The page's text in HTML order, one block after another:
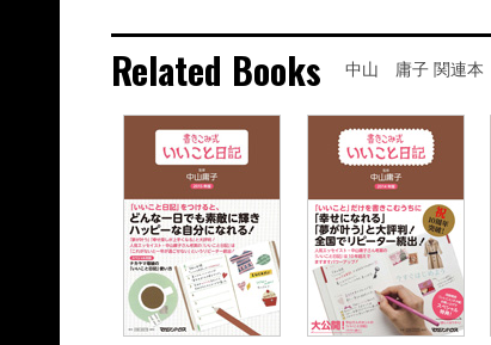
Related Books 中山 庸子 関連本